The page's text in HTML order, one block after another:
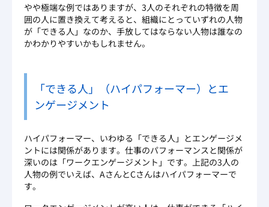
やや極端な例ではありますが、3人のそれぞれの特徴を周
囲の人に置き換えて考えると、組織にとっていずれの人物
が「できる人」なのか、手放してはならない人物は誰なの
かわかりやすいかもしれません。
「できる人」（ハイパフォーマー）とエ
ンゲージメント
ハイパフォーマー、いわゆる「できる人」とエンゲージメ
ントには関係があります。仕事のパフォーマンスと関係が
深いのは「ワークエンゲージメント」です。上記の3人の
人物の例でいえば、AさんとCさんはハイパフォーマーで
す。